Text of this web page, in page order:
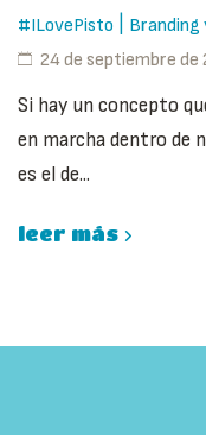
#ILovePisto Branding
24 de septiembre de
Si hay un concepto
en marcha dentro de
es el de...
leer más